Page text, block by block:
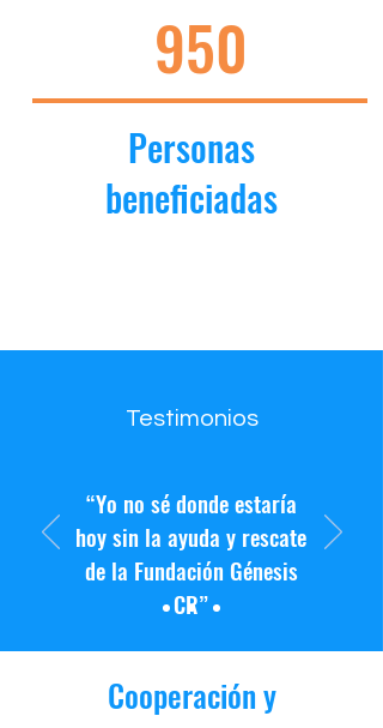
950
Personas
beneficiadas
Testimonios
“Yo no sé donde estaría
hoy sin la ayuda y rescate
de la Fundación Génesis
CR”
Cooperación y